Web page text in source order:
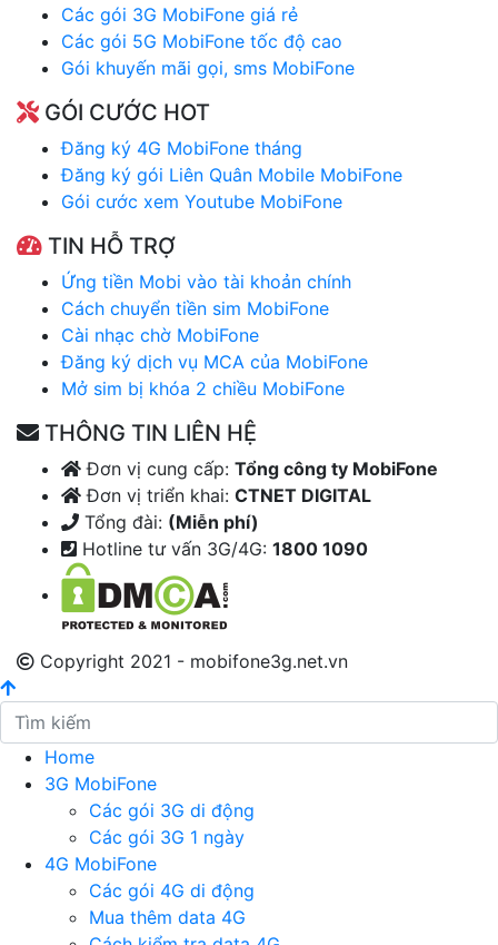
Các gói 3G MobiFone giá rẻ
Các gói 5G MobiFone tốc độ cao
Gói khuyến mãi gọi, sms MobiFone
GÓI CƯỚC HOT
Đăng ký 4G MobiFone tháng
Đăng ký gói Liên Quân Mobile MobiFone
Gói cước xem Youtube MobiFone
TIN HỖ TRỢ
Ứng tiền Mobi vào tài khoản chính
Cách chuyển tiền sim MobiFone
Cài nhạc chờ MobiFone
Đăng ký dịch vụ MCA của MobiFone
Mở sim bị khóa 2 chiều MobiFone
THÔNG TIN LIÊN HỆ
Đơn vị cung cấp: Tổng công ty MobiFone
Đơn vị triển khai: CTNET DIGITAL
Tổng đài: (Miễn phí)
Hotline tư vấn 3G/4G: 1800 1090
Copyright 2021 - mobifone3g.net.vn
Home
3G MobiFone
Các gói 3G di động
Các gói 3G 1 ngày
4G MobiFone
Các gói 4G di động
Mua thêm data 4G